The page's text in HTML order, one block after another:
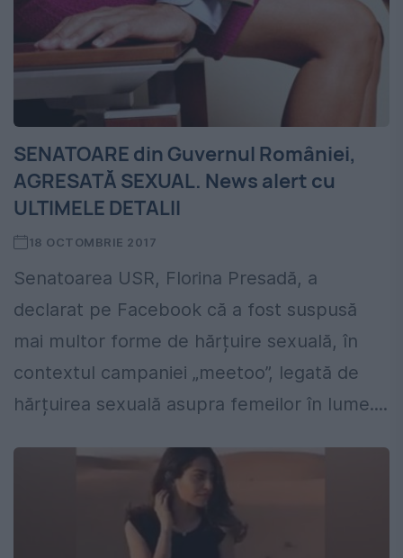
SENATOARE din Guvernul României,
AGRESATĂ SEXUAL. News alert cu
ULTIMELE DETALII
18 OCTOMBRIE 2017
Senatoarea USR, Florina Presadă, a
declarat pe Facebook că a fost suspusă
mai multor forme de hărțuire sexuală, în
contextul campaniei „meetoo”, legată de
hărțuirea sexuală asupra femeilor în lume....